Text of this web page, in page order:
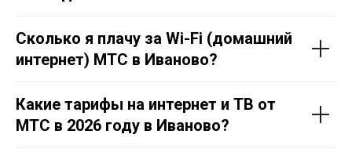
Сколько я плачу за Wi-Fi (домашний
интернет) МТС в Иваново?
Какие тарифы на интернет и ТВ от
МТС в 2026 году в Иваново?